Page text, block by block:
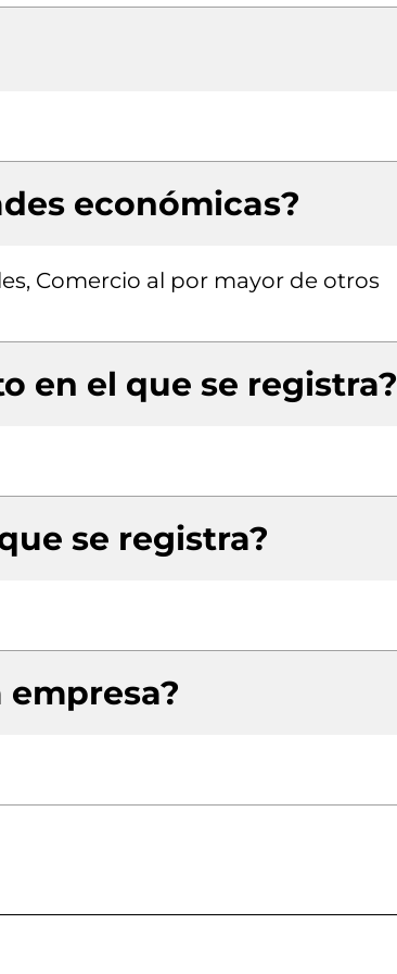
económicas?
Comercio al por mayor de otros
en el que se registra?
se registra?
empresa?